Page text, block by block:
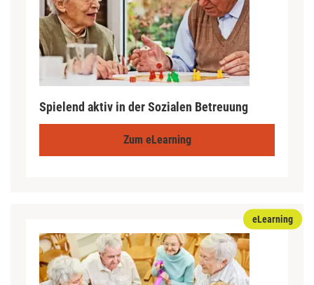
Spielend aktiv in der Sozialen Betreuung
Zum eLearning
eLearning